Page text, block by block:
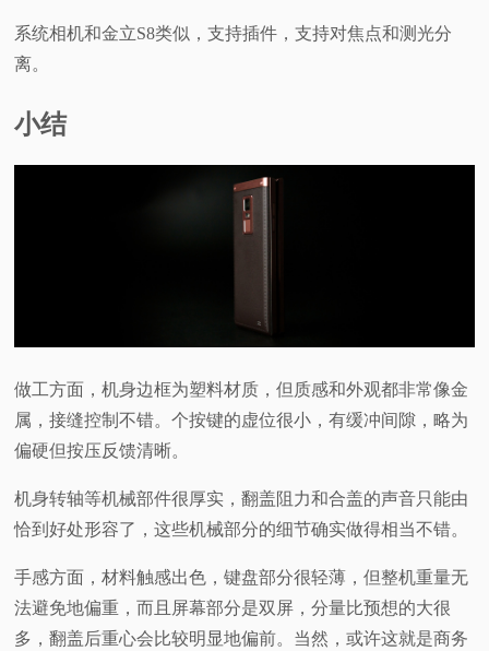
系统相机和金立S8类似，支持插件，支持对焦点和测光分
离。
小结
做工方面，机身边框为塑料材质，但质感和外观都非常像金
属，接缝控制不错。个按键的虚位很小，有缓冲间隙，略为
偏硬但按压反馈清晰。
机身转轴等机械部件很厚实，翻盖阻力和合盖的声音只能由
恰到好处形容了，这些机械部分的细节确实做得相当不错。
手感方面，材料触感出色，键盘部分很轻薄，但整机重量无
法避免地偏重，而且屏幕部分是双屏，分量比预想的大很
多，翻盖后重心会比较明显地偏前。当然，或许这就是商务